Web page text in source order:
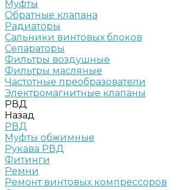
Муфты
Обратные клапана
Радиаторы
Сальники винтовых блоков
Сепараторы
Фильтры воздушные
Фильтры масляные
Частотные преобразователи
Электромагнитные клапаны
РВД
Назад
РВД
Муфты обжимные
Рукава РВД
Фитинги
Ремни
Ремонт винтовых компрессоров